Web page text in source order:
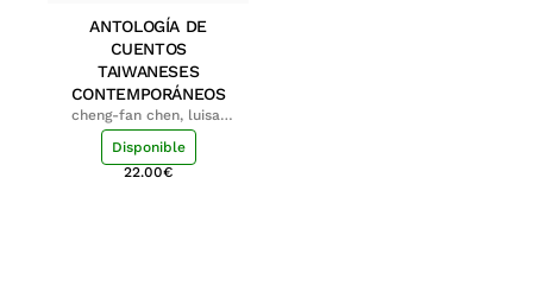
ANTOLOGÍA DE
CUENTOS
TAIWANESES
CONTEMPORÁNEOS
cheng-fan chen, luisa;
shu-ying chang, luisa
Disponible
22.00€